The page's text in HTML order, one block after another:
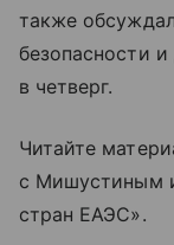
также
безопасности
в четверг.
Читайте
с Мишустиным
стран ЕАЭС».